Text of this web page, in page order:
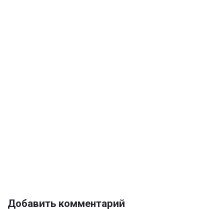
Добавить комментарий